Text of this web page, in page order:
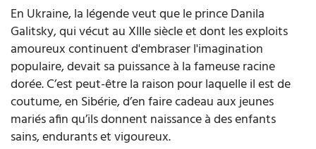
En Ukraine, la légende veut que le prince Danila
Galitsky, qui vécut au XIIIe siècle et dont les exploits
amoureux continuent d'embraser l'imagination
populaire, devait sa puissance à la fameuse racine
dorée. C’est peut-être la raison pour laquelle il est de
coutume, en Sibérie, d’en faire cadeau aux jeunes
mariés afin qu’ils donnent naissance à des enfants
sains, endurants et vigoureux.